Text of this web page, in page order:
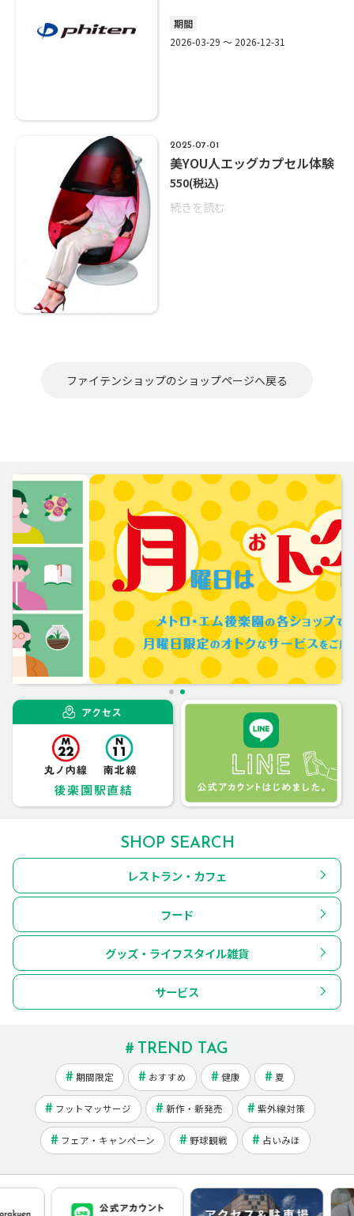
期間
2026-03-29 ～ 2026-12-31
2025-07-01
美YOU人エッグカプセル体験
550(税込)
続きを読む
ファイテンショップのショップページへ戻る
SHOP SEARCH
レストラン・カフェ
フード
グッズ・ライフスタイル雑貨
サービス
TREND TAG
期間限定 おすすめ 健康 夏
フットマッサージ 新作・新発売 紫外線対策
フェア・キャンペーン 野球観戦 占いみほ